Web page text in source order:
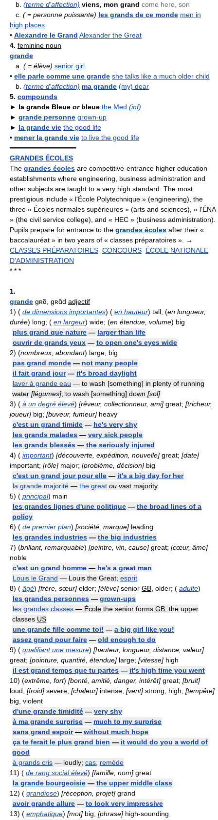
b. (terme d'affection) viens, mon grand come here, son
c. ( = personne puissante) les grands de ce monde men in
high places
• Alexandre le Grand Alexander the Great
4. feminine noun
grande
a. ( = élève) senior girl
• elle parle comme une grande she talks like a much older child
b. (terme d'affection) ma grande (my) dear
5. compounds
► la grande Bleue orbleue the Med (inf)
► grande personne grown-up
► la grande vie the good life
• mener la grande vie to live the good life
━━━━━━━━━━━━━━━━━
GRANDES ÉCOLES
The grandes écoles are competitive-entrance higher education
establishments where engineering, business administration and
other subjects are taught to a very high standard. The most
prestigious include « l'École Polytechnique » (engineering), the
three « Écoles normales supérieures » (arts and sciences), « l'ÉNA
» (the civil service college), and « HEC » (business administration).
Pupils prepare for entrance to the grandes écoles after their «
baccalauréat » in two years of « classes préparatoires ». →
CLASSES PRÉPARATOIRES CONCOURS ÉCOLE NATIONALE
D'ADMINISTRATION
* * *
1.
grande gʀɑ̃, gʀɑ̃d adjectif
1) ( de dimensions importantes) ( en hauteur) tall; (en longueur,
durée) long; ( en largeur) wide; (en étendue, volume) big
plus grand que nature — larger than life
ouvrir de grands yeux — to open one's eyes wide
2) (nombreux, abondant) large, big
pas grand monde — not many people
il fait grand jour— it's broad daylight
laver à grande eau — to wash [something] in plenty of running
water [légumes]; to wash [something] down [sol]
3) ( à un degré élevé) [rêveur, collectionneur, ami] great; [tricheur,
joueur] big; [buveur, fumeur] heavy
c'est un grand timide — he's very shy
les grands malades — very sick people
les grands blessés — the seriously injured
4) ( important) [découverte, expédition, nouvelle] great; [date]
important; [rôle] major; [problème, décision] big
c'est un grand jour pour elle — it's a big day for her
la grande majorité — the great ou vast majority
5) ( principal) main
les grandes lignes d'une politique — the broad lines of a
policy
6) ( de premier plan) [société, marque] leading
les grandes industries — the big industries
7) (brillant, remarquable) [peintre, vin, cause] great; [cœur, âme]
noble
c'est un grand homme — he's a great man
Louis le Grand — Louis the Great; esprit
8) ( âgé) [frère, sœur] elder; [élève] senior GB , older; ( adulte)
les grandes personnes — grown-ups
les grandes classes — École the senior forms GB , the upper
classes US
une grande fille comme toi! — a big girl like you!
assez grand pour faire — old enough to do
9) ( qualifiant une mesure) [hauteur, longueur, distance, valeur]
great; [pointure, quantité, étendue] large; [vitesse] high
il est grand temps que tu partes — it's high time you went
10) (extrême, fort) [bonté, amitié, danger, intérêt] great; [bruit]
loud; [froid] severe; [chaleur] intense; [vent] strong, high; [tempête]
big, violent
d'une grande timidité — very shy
à ma grande surprise — much to my surprise
sans grand espoir— without much hope
ça te ferait le plus grand bien — it would do you a world of
good
à grands cris — loudly; cas remède
11) ( de rang social élevé) [famille, nom] great
la grande bourgeoisie — the upper middle class
12) ( grandiose) [réception, projet] grand
avoir grande allure — to look very impressive
13) ( emphatique) [mot] big; [phrase] high-sounding